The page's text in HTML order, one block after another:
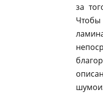
за
Чтобы